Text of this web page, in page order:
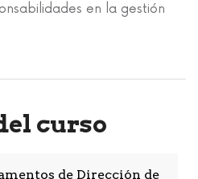
en la gestión
curso
de Dirección de